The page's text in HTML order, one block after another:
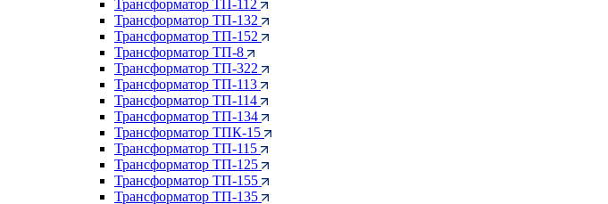
Трансформатор ТП-112
Трансформатор ТП-132
Трансформатор ТП-152
Трансформатор ТП-8
Трансформатор ТП-322
Трансформатор ТП-113
Трансформатор ТП-114
Трансформатор ТП-134
Трансформатор ТПК-15
Трансформатор ТП-115
Трансформатор ТП-125
Трансформатор ТП-155
Трансформатор ТП-135